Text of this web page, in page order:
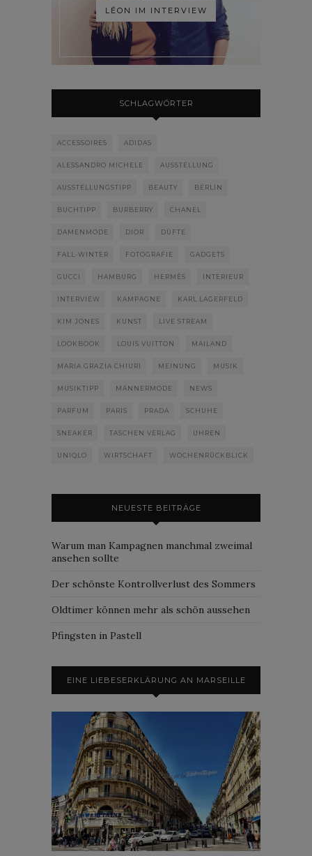
LÉON IM INTERVIEW
SCHLAGWÖRTER
ACCESSOIRES ADIDAS
ALESSANDRO MICHELE AUSSTELLUNG
AUSSTELLUNGSTIPP BEAUTY BERLIN
BUCHTIPP BURBERRY CHANEL
DAMENMODE DIOR DÜFTE
FALL-WINTER FOTOGRAFIE GADGETS
GUCCI HAMBURG HERMÈS INTERIEUR
INTERVIEW KAMPAGNE KARL LAGERFELD
KIM JONES KUNST LIVE STREAM
LOOKBOOK LOUIS VUITTON MAILAND
MARIA GRAZIA CHIURI MEINUNG MUSIK
MUSIKTIPP MÄNNERMODE NEWS
PARFUM PARIS PRADA SCHUHE
SNEAKER TASCHEN VERLAG UHREN
UNIQLO WIRTSCHAFT WOCHENRÜCKBLICK
NEUESTE BEITRÄGE
Warum man Kampagnen manchmal zweimal
ansehen sollte
Der schönste Kontrollverlust des Sommers
Oldtimer können mehr als schön aussehen
Pfingsten in Pastell
EINE LIEBESERKLÄRUNG AN MARSEILLE